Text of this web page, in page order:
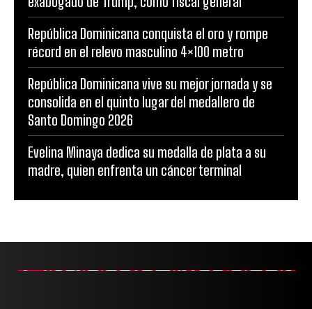
República Dominicana conquista el oro y rompe
récord en el relevo masculino 4×100 metro
República Dominicana vive su mejor jornada y se
consolida en el quinto lugar del medallero de
Santo Domingo 2026
Evelina Minaya dedica su medalla de plata a su
madre, quien enfrenta un cáncer terminal